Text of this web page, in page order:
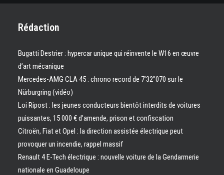
Rédaction
Bugatti Destrier : hypercar unique qui réinvente le W16 en œuvre
d’art mécanique
Mercedes-AMG CLA 45 : chrono record de 7’32″070 sur le
Nürburgring (vidéo)
Loi Ripost : les jeunes conducteurs bientôt interdits de voitures
puissantes, 15 000 € d’amende, prison et confiscation
Citroën, Fiat et Opel : la direction assistée électrique peut
provoquer un incendie, rappel massif
Renault 4 E-Tech électrique : nouvelle voiture de la Gendarmerie
nationale en Guadeloupe